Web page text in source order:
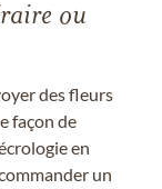
ou
des fleurs
façon de
en
un